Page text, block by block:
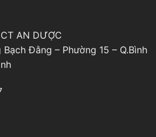
AN DƯỢC
Đằng – Phường 15 – Q.Bình